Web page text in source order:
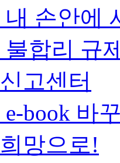
내 손안에
불합리 규
신고센터
e-book 바
희망으로!